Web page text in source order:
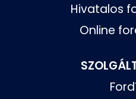
Hivatalos
Online